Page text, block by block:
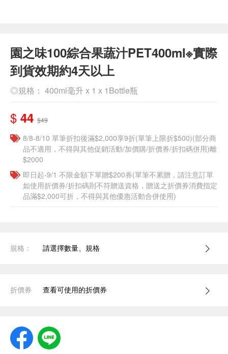
園之味100綜合果蔬汁PET400ml※實際
到貨效期約4天以上
◎規格： 400ml毫升 x 1 x 1Bottle瓶
$ 44 $49
8/8-8/10 單筆折扣後滿$2,000享9折(單筆上限折$500)(部分商
品不適用，不得與其他促銷活動/加價購/折價券/折扣碼併用)離
$2000
即日起-9/1 不限金額下單贈$200券(單筆不累贈，請注意訂單
如使用折價券/折扣碼則不符贈送資格，贈送之折價券消費指定
品滿$2,000可折，不得與其他優惠活動合併使用)
規格： 請選擇數量、規格
折價券 查看可使用的折價券